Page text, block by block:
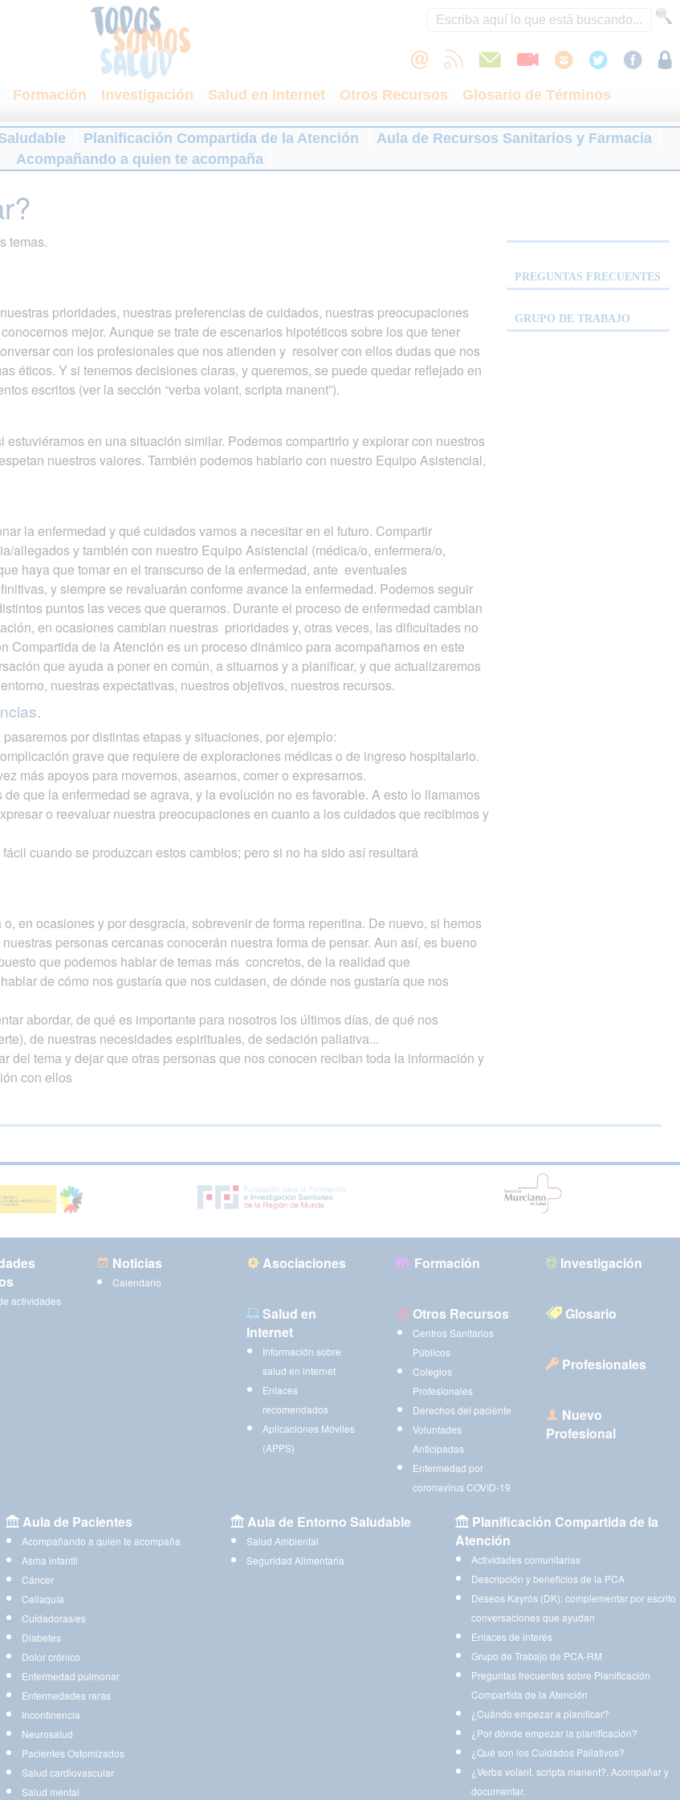
Formación Investigación Salud en internet Otros Recursos
Glosario de Términos
Planificación Compartida de la Atención
Aula de Recursos Sanitarios y Farmacia
Acompañando a quien te acompaña
temas.
prioridades, nuestras preferencias de cuidados, nuestras preocupaciones
mejor. Aunque se trate de escenarios hipotéticos sobre los que tener
con los profesionales que nos atienden y resolver con ellos dudas que nos
éticos. Y si tenemos decisiones claras, y queremos, se puede quedar reflejado en
escritos (ver la sección “verba volant, scripta manent”).
en una situación similar. Podemos compartirlo y explorar con nuestros
nuestros valores. También podemos hablarlo con nuestro Equipo Asistencial,
la enfermedad y qué cuidados vamos a necesitar en el futuro. Compartir
y también con nuestro Equipo Asistencial (médica/o, enfermera/o,
haya que tomar en el transcurso de la enfermedad, ante eventuales
y siempre se revaluarán conforme avance la enfermedad. Podemos seguir
puntos las veces que queramos. Durante el proceso de enfermedad cambian
en ocasiones cambian nuestras prioridades y, otras veces, las dificultades no
de la Atención es un proceso dinámico para acompañarnos en este
que ayuda a poner en común, a situarnos y a planificar, y que actualizaremos
nuestras expectativas, nuestros objetivos, nuestros recursos.
por distintas etapas y situaciones, por ejemplo:
grave que requiere de exploraciones médicas o de ingreso hospitalario.
más apoyos para movernos, asearnos, comer o expresarnos.
que la enfermedad se agrava, y la evolución no es favorable. A esto lo llamamos
o reevaluar nuestra preocupaciones en cuanto a los cuidados que recibimos y
cuando se produzcan estos cambios; pero si no ha sido así resultará
en ocasiones y por desgracia, sobrevenir de forma repentina. De nuevo, si hemos
personas cercanas conocerán nuestra forma de pensar. Aun así, es bueno
que podemos hablar de temas más concretos, de la realidad que
de cómo nos gustaría que nos cuidasen, de dónde nos gustaría que nos
abordar, de qué es importante para nosotros los últimos días, de qué nos
de nuestras necesidades espirituales, de sedación paliativa...
del tema y dejar que otras personas que nos conocen reciban toda la información y
con ellos
PREGUNTAS FRECUENTES
GRUPO DE TRABAJO
actividades
Noticias
Calendario
Asociaciones Formación Investigación
Salud en
Internet
Información sobre
salud en internet
Enlaces
recomendados
Aplicaciones Móviles
(APPS)
Otros Recursos
Centros Sanitarios
Públicos
Colegios
Profesionales
Derechos del paciente
Voluntades
Anticipadas
Enfermedad por
coronavirus COVID-19
Glosario
Profesionales
Nuevo
Profesional
Aula de Pacientes
Acompañando a quien te acompaña
Asma infantil
Cáncer
Celiaquía
Cuidadoras/es
Diabetes
Dolor crónico
Enfermedad pulmonar
Enfermedades raras
Incontinencia
Neurosalud
Pacientes Ostomizados
Salud cardiovascular
Salud mental
Aula de Entorno Saludable
Salud Ambiental
Seguridad Alimentaria
Planificación Compartida de la
Atención
Actividades comunitarias
Descripción y beneficios de la PCA
Deseos Kayrós (DK): complementar por escrito
conversaciones que ayudan
Enlaces de interés
Grupo de Trabajo de PCA-RM
Preguntas frecuentes sobre Planificación
Compartida de la Atención
¿Cuándo empezar a planificar?
¿Por dónde empezar la planificación?
¿Qué son los Cuidados Paliativos?
¿Verba volant, scripta manent?. Acompañar y
documentar.